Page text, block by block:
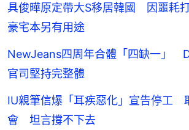
具俊曄原定帶大S移居韓國 因噩耗
豪宅本另有用途
NewJeans四周年合體「四缺一」
官司堅持完整體
IU親筆信爆「耳疾惡化」宣告停工
會 坦言撐不下去